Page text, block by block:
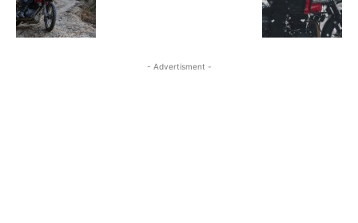
- Advertisment -